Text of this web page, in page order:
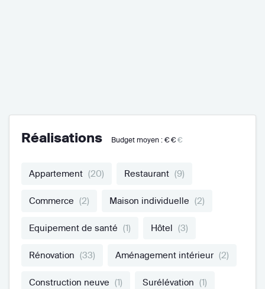
Réalisations Budget moyen : €€€
Appartement (20) Restaurant (9)
Commerce (2) Maison individuelle (2)
Equipement de santé (1) Hôtel (3)
Rénovation (33) Aménagement intérieur (2)
Construction neuve (1) Surélévation (1)